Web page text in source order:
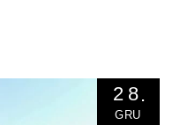
28
GRU